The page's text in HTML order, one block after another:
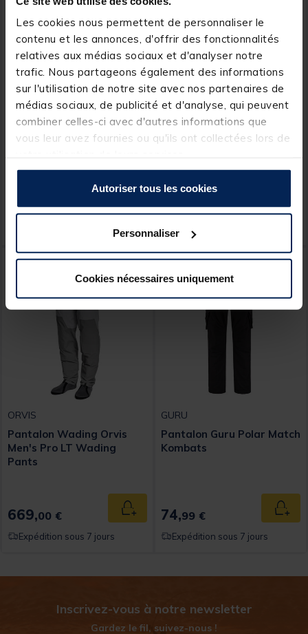
Les cookies nous permettent de personnaliser le
contenu et les annonces, d'offrir des fonctionnalités
relatives aux médias sociaux et d'analyser notre
trafic. Nous partageons également des informations
sur l'utilisation de notre site avec nos partenaires de
médias sociaux, de publicité et d'analyse, qui peuvent
combiner celles-ci avec d'autres informations que
vous leur avez fournies ou qu'ils ont collectées lors de
Autoriser tous les cookies
Personnaliser
Cookies nécessaires uniquement
ILLEX
Pants Wind Protect Illex
69,99 € Ajouter au panier
Expédition sous 12 jours
TRAKKER
Pantalon Trakker TechPro
QD Combats
81,99 €
Expédition sous 24 h
ORVIS
Pantalon Wading Orvis
Men's Pro LT Wading
Pants
669,00 € Ajouter au panier
Expédition sous 7 jours
GURU
Pantalon Guru Polar Match
Kombats
74,99 €
Expédition sous 7 jours
Inscrivez-vous à notre newsletter
Gardez le fil, suivez-nous !